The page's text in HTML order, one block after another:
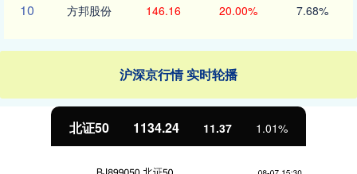
10 方邦股份 146.16 20.00% 7.68%
沪深京行情 实时轮播
北证50 1134.24 11.37 1.01%